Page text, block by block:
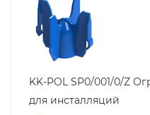
KK-POL SP0/001/0/Z Ограничитель слива воды
для инсталляций